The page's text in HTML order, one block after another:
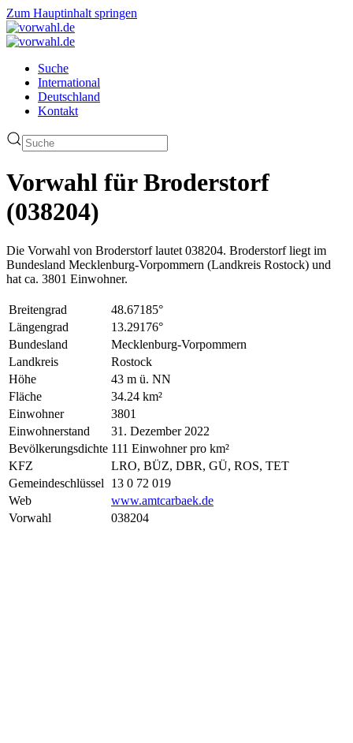
Zum Hauptinhalt springen
Suche
International
Deutschland
Kontakt
Vorwahl für Broderstorf
(038204)
Die Vorwahl von Broderstorf lautet 038204. Broderstorf liegt im
Bundesland Mecklenburg-Vorpommern (Landkreis Rostock) und
hat ca. 3801 Einwohner.
Breitengrad
48.67185°
Längengrad
13.29176°
Bundesland
Mecklenburg-Vorpommern
Landkreis
Rostock
Höhe
43 m ü. NN
Fläche
34.24 km²
Einwohner
3801
Einwohnerstand
31. Dezember 2022
Bevölkerungsdichte 111 Einwohner pro km²
KFZ
LRO, BÜZ, DBR, GÜ, ROS, TET
Gemeindeschlüssel
13 0 72 019
Web
www.amtcarbaek.de
Vorwahl
038204